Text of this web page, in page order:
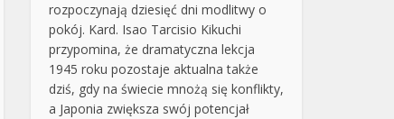
rozpoczynają dziesięć dni modlitwy o
pokój. Kard. Isao Tarcisio Kikuchi
przypomina, że dramatyczna lekcja
1945 roku pozostaje aktualna także
dziś, gdy na świecie mnożą się konflikty,
a Japonia zwiększa swój potencjał